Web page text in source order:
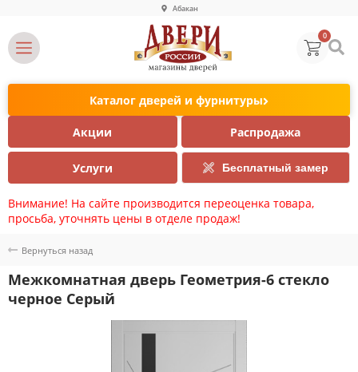
Абакан
0
Каталог дверей и фурнитуры
Акции Распродажа
Услуги Бесплатный замер
Внимание! На сайте производится переоценка товара,
просьба, уточнять цены в отделе продаж!
Вернуться назад
Межкомнатная дверь Геометрия-6 стекло
черное Серый